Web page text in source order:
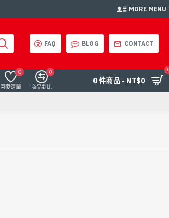
MORE MENU
FAQ BLOG CONTACT
喜愛清單
0
商品對比
0
0 件商品 - NT$0